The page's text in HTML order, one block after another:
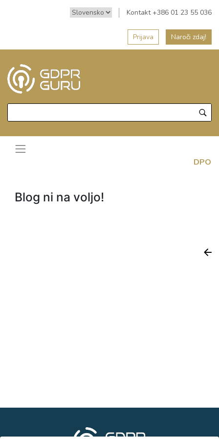
Kontakt +386 01 23 55 036
Prijava Naroči zdaj!
DPO
Blog ni na voljo!